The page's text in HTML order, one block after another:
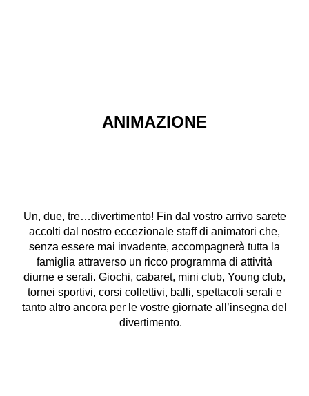
ANIMAZIONE
Un, due, tre…divertimento! Fin dal vostro arrivo sarete
accolti dal nostro eccezionale staff di animatori che,
senza essere mai invadente, accompagnerà tutta la
famiglia attraverso un ricco programma di attività
diurne e serali. Giochi, cabaret, mini club, Young club,
tornei sportivi, corsi collettivi, balli, spettacoli serali e
tanto altro ancora per le vostre giornate all’insegna del
divertimento.